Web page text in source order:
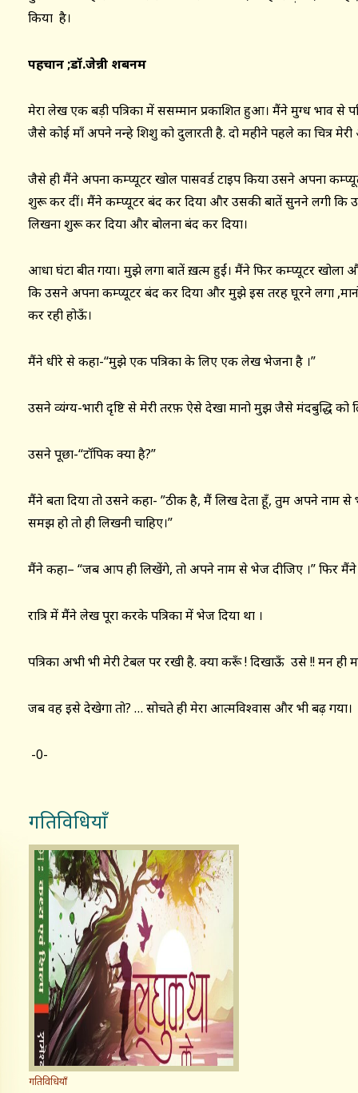
किया है।
पहचान ;डॉ.जेन्नी शबनम
मेरा लेख एक बड़ी पत्रिका में ससम्मान प्रकाशित हुआ। मैंने मुग्ध भाव से
जैसे कोई माँ अपने नन्हे शिशु को दुलारती है. दो महीने पहले का चित्र
जैसे ही मैंने अपना कम्प्यूटर खोल पासवर्ड टाइप किया उसने अपना
शुरू कर दीं। मैंने कम्प्यूटर बंद कर दिया और उसकी बातें सुनने लगी
लिखना शुरू कर दिया और बोलना बंद कर दिया।
आधा घंटा बीत गया। मुझे लगा बातें ख़त्म हुईं। मैंने फिर कम्प्यूटर खोला
कि उसने अपना कम्प्यूटर बंद कर दिया और मुझे इस तरह घूरने लगा
कर रही होऊँ।
मैंने धीरे से कहा-“मुझे एक पत्रिका के लिए एक लेख भेजना है ।”
उसने व्यंग्य-भारी दृष्टि से मेरी तरफ़ ऐसे देखा मानो मुझ जैसे मंदबुद्धि
उसने पूछा-“टॉपिक क्या है?”
मैंने बता दिया तो उसने कहा- ”ठीक है, मैं लिख देता हूँ, तुम अपने नाम से
समझ हो तो ही लिखनी चाहिए।”
मैंने कहा– “जब आप ही लिखेंगे, तो अपने नाम से भेज दीजिए ।” फिर मैंने
रात्रि में मैंने लेख पूरा करके पत्रिका में भेज दिया था ।
पत्रिका अभी भी मेरी टेबल पर रखी है. क्या करूँ ! दिखाऊँ उसे !! मन ही
जब वह इसे देखेगा तो? … सोचते ही मेरा आत्मविश्वास और भी बढ़ गया।
-0-
गतिविधियाँ
गतिविधियाँ